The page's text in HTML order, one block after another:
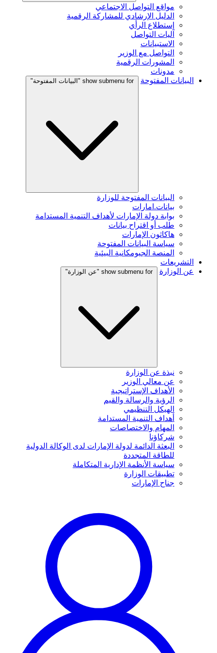
مواقع التواصل الاجتماعي
الدليل الإرشادي للمشاركة الرقمية
إستطلاع الرأي
آليات التواصل
الاستبيانات
التواصل مع الوزير
المشورات الرقمية
مدونات
البيانات المفتوحة
show submenu for "البيانات المفتوحة"
البيانات المفتوحة للوزارة
بيانات.امارات
بوابة دولة الإمارات لأهداف التنمية المستدامة
طلب أو اقتراح بيانات
هاكاثون الإمارات
سياسة البيانات المفتوحة
المنصة الجيومكانية البيئية
التشريعات
عن الوزارة
show submenu for "عن الوزارة"
نبذة عن الوزارة
عن معالي الوزير
الأهداف الإستراتيجية
الرؤية والرسالة والقيم
الهيكل التنظيمي
أهداف التنمية المستدامة
المهام والاختصاصات
شركاؤنا
البعثة الدائمة لدولة الإمارات لدى الوكالة الدولية
للطاقة المتجددة
سياسة الأنظمة الإدارية المتكاملة
تطبيقات الوزارة
جناح الإمارات